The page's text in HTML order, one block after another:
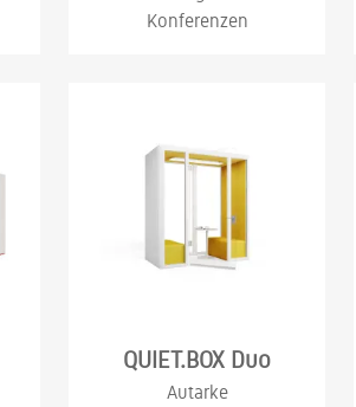
Konferenzen
QUIET.BOX Duo
Autarke